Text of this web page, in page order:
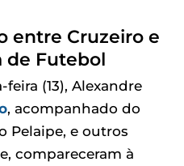
entre Cruzeiro e
de Futebol
(13), Alexandre
, acompanhado do
Pelaipe, e outros
compareceram à